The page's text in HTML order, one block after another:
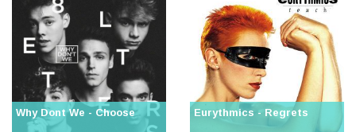
Why Dont We - Choose Eurythmics - Regrets